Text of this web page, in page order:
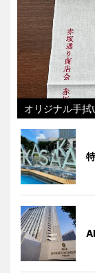
オリジナル手拭